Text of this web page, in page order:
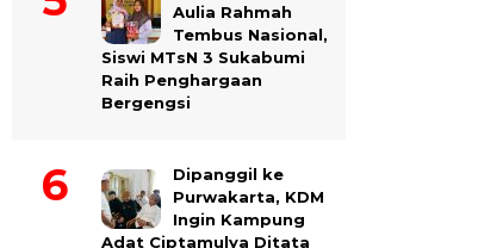
Aulia Rahmah
Tembus Nasional,
Siswi MTsN 3 Sukabumi
Raih Penghargaan
Bergengsi
Dipanggil ke
Purwakarta, KDM
Ingin Kampung
Adat Ciptamulya Ditata